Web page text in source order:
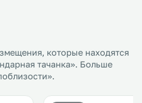
которые находятся
тачанка». Больше